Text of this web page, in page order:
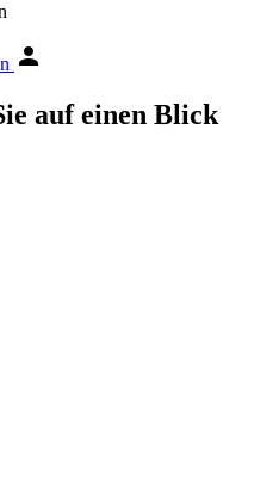
auf einen Blick